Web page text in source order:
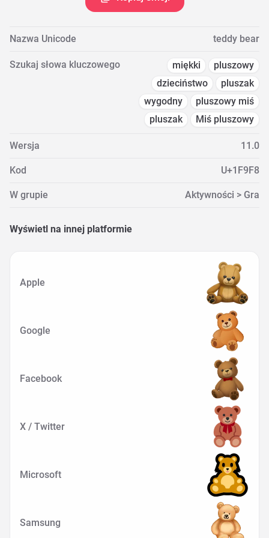
Nazwa Unicode teddy bear
Szukaj słowa kluczowego miękki
pluszowy
dzieciństwo
pluszak
wygodny
pluszowy miś
pluszak
Miś pluszowy
Wersja 11.0
Kod U+1F9F8
W grupie Aktywności > Gra
Wyświetl na innej platformie
Apple
Google
Facebook
X / Twitter
Microsoft
Samsung